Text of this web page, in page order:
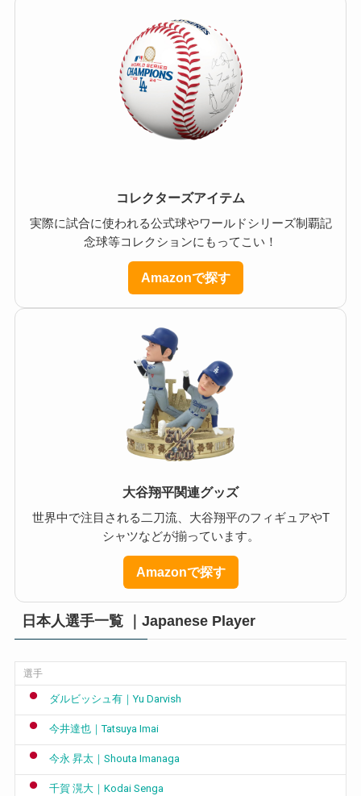
コレクターズアイテム
実際に試合に使われる公式球やワールドシリーズ制覇記
念球等コレクションにもってこい！
Amazonで探す
大谷翔平関連グッズ
世界中で注目される二刀流、大谷翔平のフィギュアやT
シャツなどが揃っています。
Amazonで探す
日本人選手一覧 ｜Japanese Player
選手
ダルビッシュ有｜Yu Darvish
今井達也｜Tatsuya Imai
今永 昇太｜Shouta Imanaga
千賀 滉大｜Kodai Senga